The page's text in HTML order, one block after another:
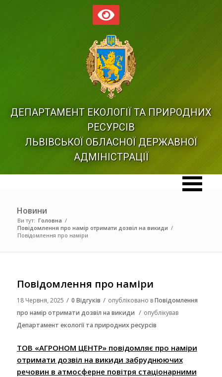
ДЕПАРТАМЕНТ ЕКОЛОГІЇ ТА ПРИРОДНИХ
РЕСУРСІВ
ЛЬВІВСЬКОЇ ОБЛАСНОЇ ДЕРЖАВНОЇ
АДМІНІСТРАЦІЇ
Новини
Ви тут: Головна /
Повідомлення про намір отримати дозвіл на викиди /
Повідомлення про наміри
Повідомлення про наміри
18 Червня, 2025 / 0 Відгуків / опубліковано вПовідомлення
про намір отримати дозвіл на викиди / опублікував
Департамент екології та природних ресурсів
ТОВ «АГРОНОМ ЦЕНТР» повідомляє про наміри
отримати дозвіл на викиди забруднюючих
речовин в атмосферне повітря стаціонарними